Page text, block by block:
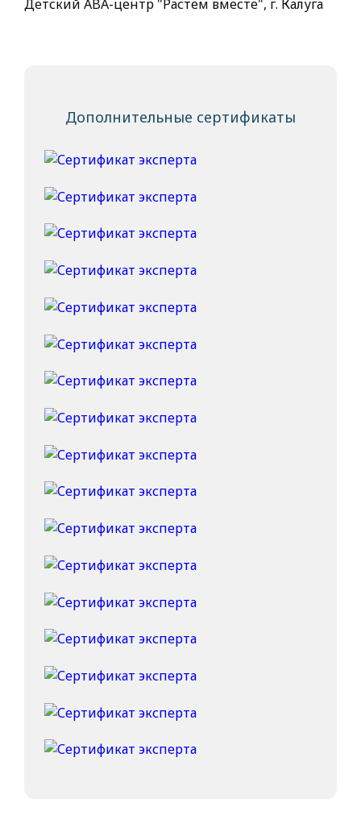
Детский ABA-центр "Растём вместе", г. Калуга
Дополнительные сертификаты